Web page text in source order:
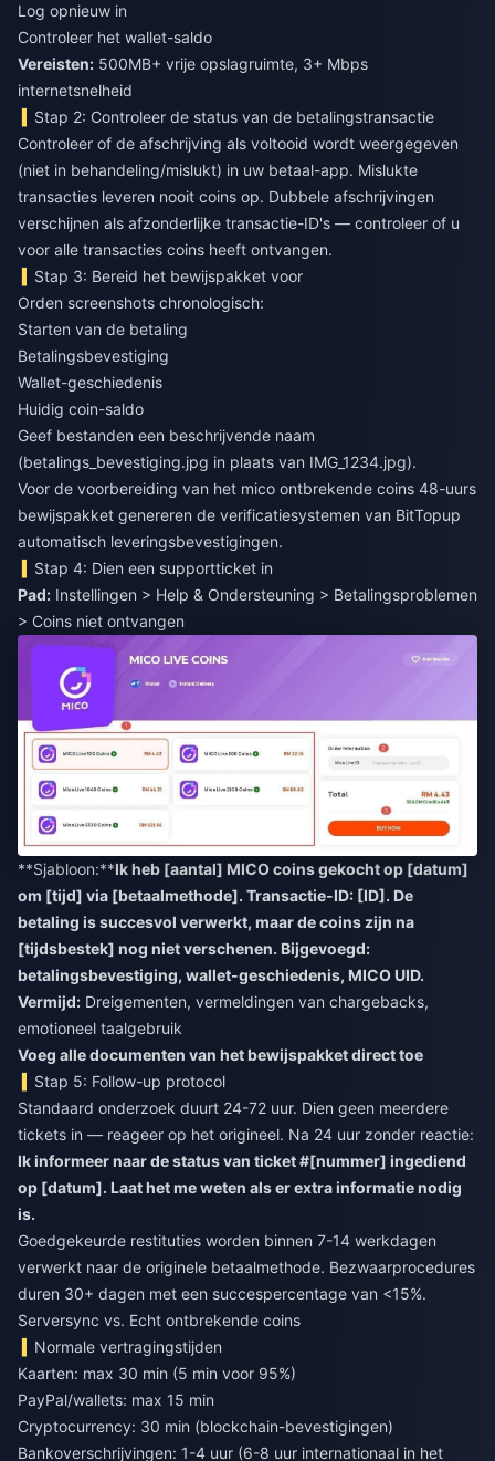
Log opnieuw in
Controleer het wallet-saldo
Vereisten: 500MB+ vrije opslagruimte, 3+ Mbps
internetsnelheid
Stap 2: Controleer de status van de betalingstransactie
Controleer of de afschrijving als voltooid wordt weergegeven
(niet in behandeling/mislukt) in uw betaal-app. Mislukte
transacties leveren nooit coins op. Dubbele afschrijvingen
verschijnen als afzonderlijke transactie-ID's — controleer of u
voor alle transacties coins heeft ontvangen.
Stap 3: Bereid het bewijspakket voor
Orden screenshots chronologisch:
Starten van de betaling
Betalingsbevestiging
Wallet-geschiedenis
Huidig coin-saldo
Geef bestanden een beschrijvende naam
(betalings_bevestiging.jpg in plaats van IMG_1234.jpg).
Voor de voorbereiding van het mico ontbrekende coins 48-uurs
bewijspakket genereren de verificatiesystemen van BitTopup
automatisch leveringsbevestigingen.
Stap 4: Dien een supportticket in
Pad: Instellingen > Help & Ondersteuning > Betalingsproblemen
> Coins niet ontvangen
**Sjabloon:**Ik heb [aantal] MICO coins gekocht op [datum]
om [tijd] via [betaalmethode]. Transactie-ID: [ID]. De
betaling is succesvol verwerkt, maar de coins zijn na
[tijdsbestek] nog niet verschenen. Bijgevoegd:
betalingsbevestiging, wallet-geschiedenis, MICO UID.
Vermijd: Dreigementen, vermeldingen van chargebacks,
emotioneel taalgebruik
Voeg alle documenten van het bewijspakket direct toe
Stap 5: Follow-up protocol
Standaard onderzoek duurt 24-72 uur. Dien geen meerdere
tickets in — reageer op het origineel. Na 24 uur zonder reactie:
Ik informeer naar de status van ticket #[nummer] ingediend
op [datum]. Laat het me weten als er extra informatie nodig
is.
Goedgekeurde restituties worden binnen 7-14 werkdagen
verwerkt naar de originele betaalmethode. Bezwaarprocedures
duren 30+ dagen met een succespercentage van <15%.
Serversync vs. Echt ontbrekende coins
Normale vertragingstijden
Kaarten: max 30 min (5 min voor 95%)
PayPal/wallets: max 15 min
Cryptocurrency: 30 min (blockchain-bevestigingen)
Bankoverschrijvingen: 1-4 uur (6-8 uur internationaal in het